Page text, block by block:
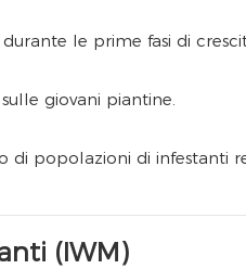
le prime fasi di
giovani piantine.
di popolazioni di infestanti
(IWM)